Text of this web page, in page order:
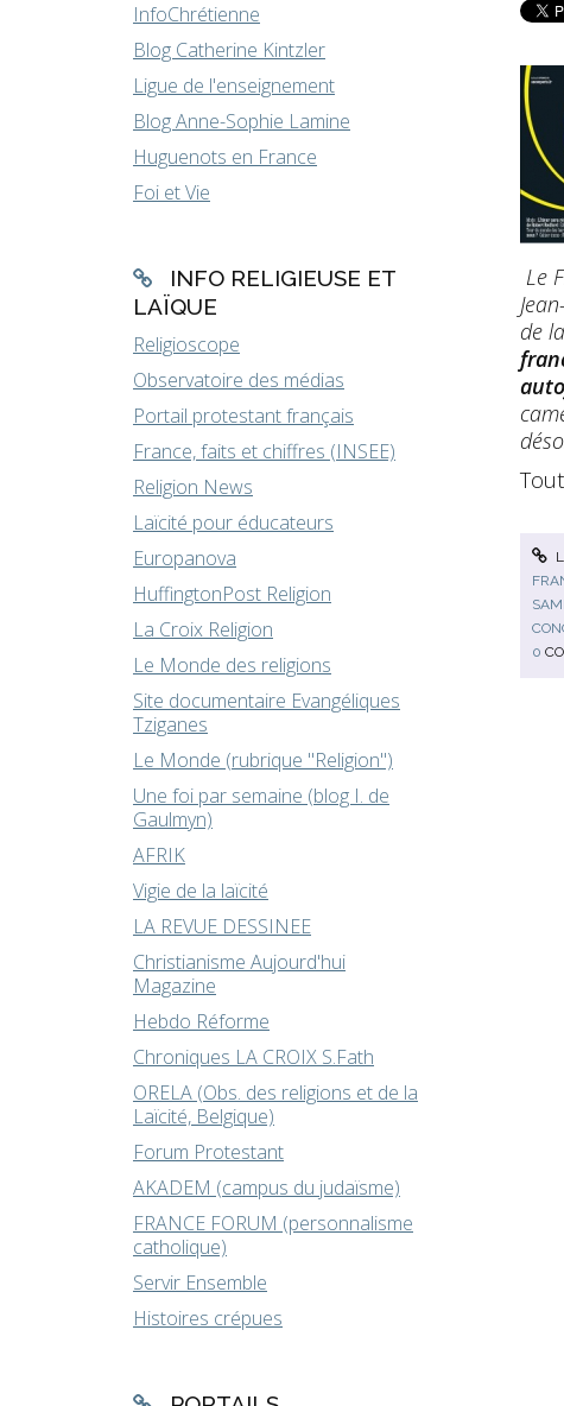
InfoChrétienne
Blog Catherine Kintzler
Ligue de l'enseignement
Blog Anne-Sophie Lamine
Huguenots en France
Foi et Vie
INFO RELIGIEUSE ET
LAÏQUE
Religioscope
Observatoire des médias
Portail protestant français
France, faits et chiffres (INSEE)
Religion News
Laïcité pour éducateurs
Europanova
HuffingtonPost Religion
La Croix Religion
Le Monde des religions
Site documentaire Evangéliques
Tziganes
Le Monde (rubrique "Religion")
Une foi par semaine (blog I. de
Gaulmyn)
AFRIK
Vigie de la laïcité
LA REVUE DESSINEE
Christianisme Aujourd'hui
Magazine
Hebdo Réforme
Chroniques LA CROIX S.Fath
ORELA (Obs. des religions et de la
Laïcité, Belgique)
Forum Protestant
AKADEM (campus du judaïsme)
FRANCE FORUM (personnalisme
catholique)
Servir Ensemble
Histoires crépues
Le
de
0